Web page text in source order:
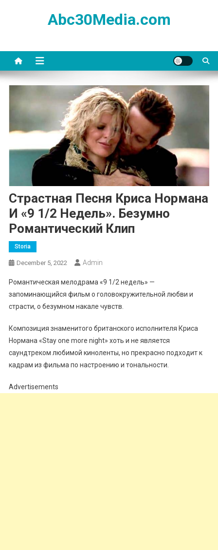
Abc30Media.com
Страстная Песня Криса Нормана
И «9 1/2 Недель». Безумно
Романтический Клип
Storia
December 5, 2022 Admin
Романтическая мелодрама «9 1/2 недель» —
запоминающийся фильм о головокружительной любви и
страсти, о безумном накале чувств.
Композиция знаменитого британского исполнителя Криса
Нормана «Stay one more night» хоть и не является
саундтреком любимой киноленты, но прекрасно подходит к
кадрам из фильма по настроению и тональности.
Advertisements